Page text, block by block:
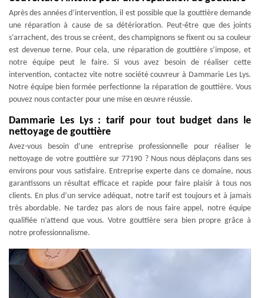
Après des années d’intervention, il est possible que la gouttière demande
une réparation à cause de sa détérioration. Peut-être que des joints
s’arrachent, des trous se créent, des champignons se fixent ou sa couleur
est devenue terne. Pour cela, une réparation de gouttière s’impose, et
notre équipe peut le faire. Si vous avez besoin de réaliser cette
intervention, contactez vite notre société couvreur à Dammarie Les Lys.
Notre équipe bien formée perfectionne la réparation de gouttière. Vous
pouvez nous contacter pour une mise en œuvre réussie.
Dammarie Les Lys : tarif pour tout budget dans le
nettoyage de gouttière
Avez-vous besoin d’une entreprise professionnelle pour réaliser le
nettoyage de votre gouttière sur 77190 ? Nous nous déplaçons dans ses
environs pour vous satisfaire. Entreprise experte dans ce domaine, nous
garantissons un résultat efficace et rapide pour faire plaisir à tous nos
clients. En plus d’un service adéquat, notre tarif est toujours et à jamais
très abordable. Ne tardez pas alors de nous faire appel, notre équipe
qualifiée n’attend que vous. Votre gouttière sera bien propre grâce à
notre professionnalisme.